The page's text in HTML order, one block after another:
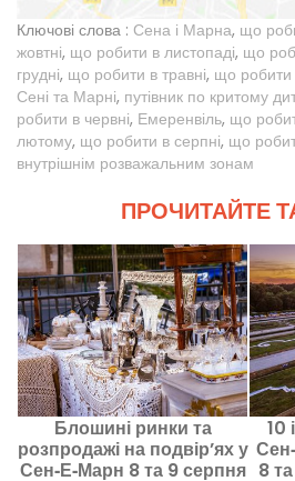
Ключові слова : Сена і Марна, що
жовтні, що робити в листопаді, що
грудні, що робити в травні, що робити
Сені та Марні, путівник по критому
робити в червні, Емеренвіль, що
лютому, що робити в серпні, що
внутрішнім розважальним зонам
ПРОЧИТАЙТЕ
Блошині ринки та
розпродажі на подвір’ях у
Сен‑Е‑Марн 8 та 9 серпня
10
8